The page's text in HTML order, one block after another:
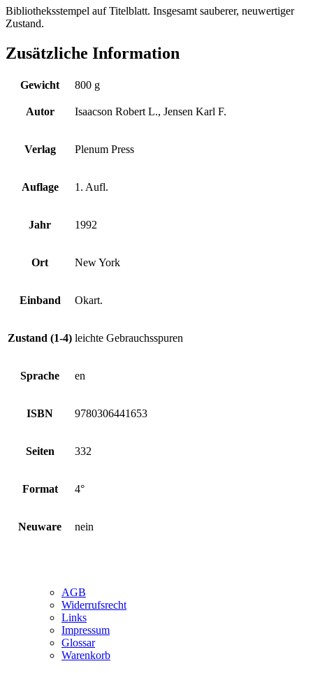
Bibliotheksstempel auf Titelblatt. Insgesamt sauberer, neuwertiger
Zustand.
Zusätzliche Information
Gewicht 800 g
Autor Isaacson Robert L., Jensen Karl F.
Verlag Plenum Press
Auflage 1. Aufl.
Jahr 1992
Ort New York
Einband Okart.
Zustand (1-4) leichte Gebrauchsspuren
Sprache en
ISBN 9780306441653
Seiten 332
Format 4°
Neuware nein
AGB
Widerrufsrecht
Links
Impressum
Glossar
Warenkorb